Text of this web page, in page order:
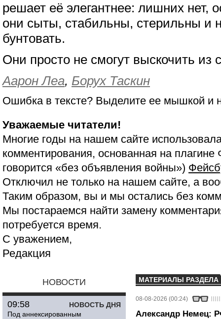
решает её элегантнее: лишних нет,
они сыты, стабильны, стерильны и
бунтовать.
Они просто не смогут выскочить из
Аарон Леа, Борух Таскин
Ошибка в тексте? Выделите ее мышкой и
Уважаемые читатели!
Многие годы на нашем сайте
комментирования, основанная на
говорится «без объявления войны»)
Отключил не только на нашем сайте, а
Таким образом, вы и мы остались без
Мы постараемся найти замену
потребуется время.
С уважением,
Редакция
НОВОСТИ
НОВОСТЬ ДНЯ
09:58
Под аннексированным
МАТЕРИАЛЫ РАЗДЕЛА
08-08-2026 (00:24)
Александр Немец: